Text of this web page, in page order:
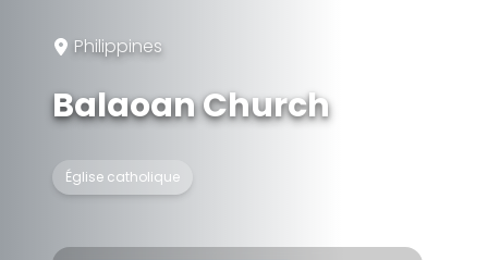
Philippines
Balaoan Church
Église catholique